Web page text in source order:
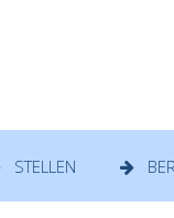
STELLEN